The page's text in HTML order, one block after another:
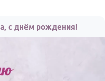
с днём рождения!